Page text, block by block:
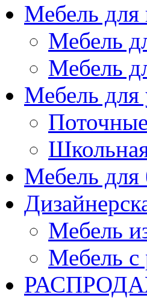
Мебель
Мебель
Мебель
Мебель для
Мебель для
Мебель
Мебель с